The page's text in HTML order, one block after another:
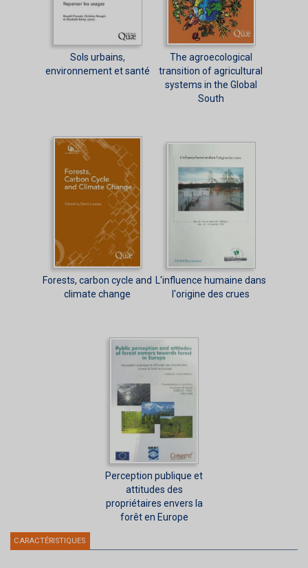
Sols urbains,
environnement et santé
The agroecological
transition of agricultural
systems in the Global
South
Forests, carbon cycle and
climate change
L'influence humaine dans
l'origine des crues
Perception publique et
attitudes des
propriétaires envers la
forêt en Europe
CARACTÉRISTIQUES